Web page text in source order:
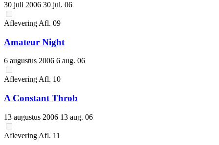
30 juli 2006 30 jul. 06
Aflevering Afl. 09
Amateur Night
6 augustus 2006 6 aug. 06
AfleveringAfl. 10
A Constant Throb
13 augustus 2006 13 aug. 06
Aflevering Afl. 11